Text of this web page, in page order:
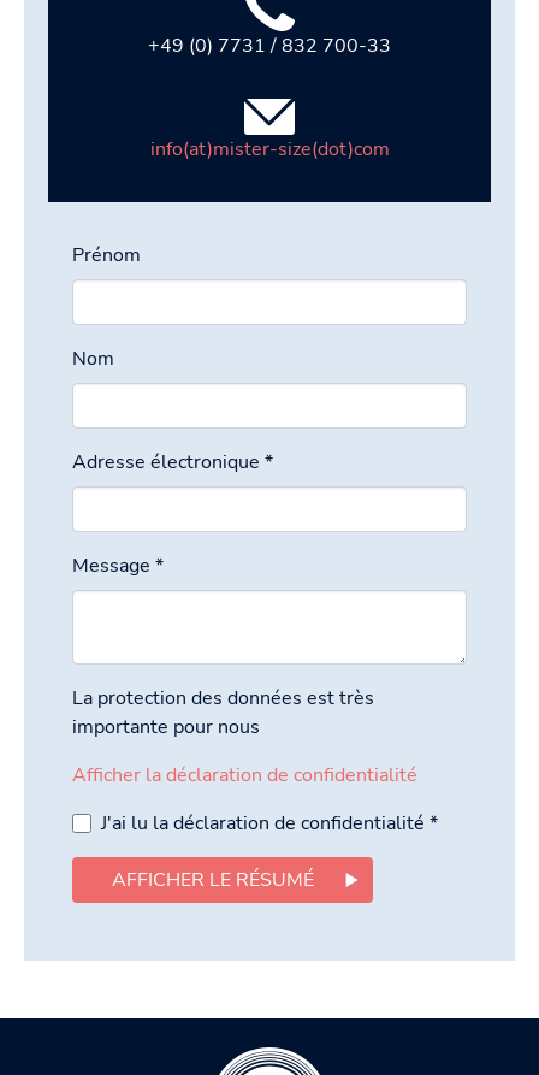
+49 (0) 7731 / 832 700-33
info(at)mister-size(dot)com
Prénom
Nom
Adresse électronique *
Message *
La protection des données est très
importante pour nous
Afficher la déclaration de confidentialité
J'ai lu la déclaration de confidentialité *
AFFICHER LE RÉSUMÉ